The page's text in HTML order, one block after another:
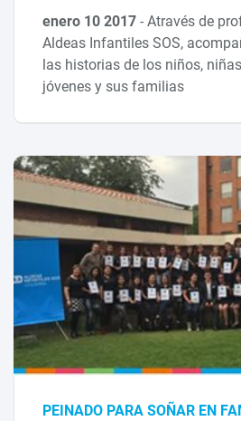
enero 10 2017-Através de
Aldeas Infantiles SOS,
las historias de los niños,
jóvenes y sus familias
PEINADO PARA SOÑAR EN